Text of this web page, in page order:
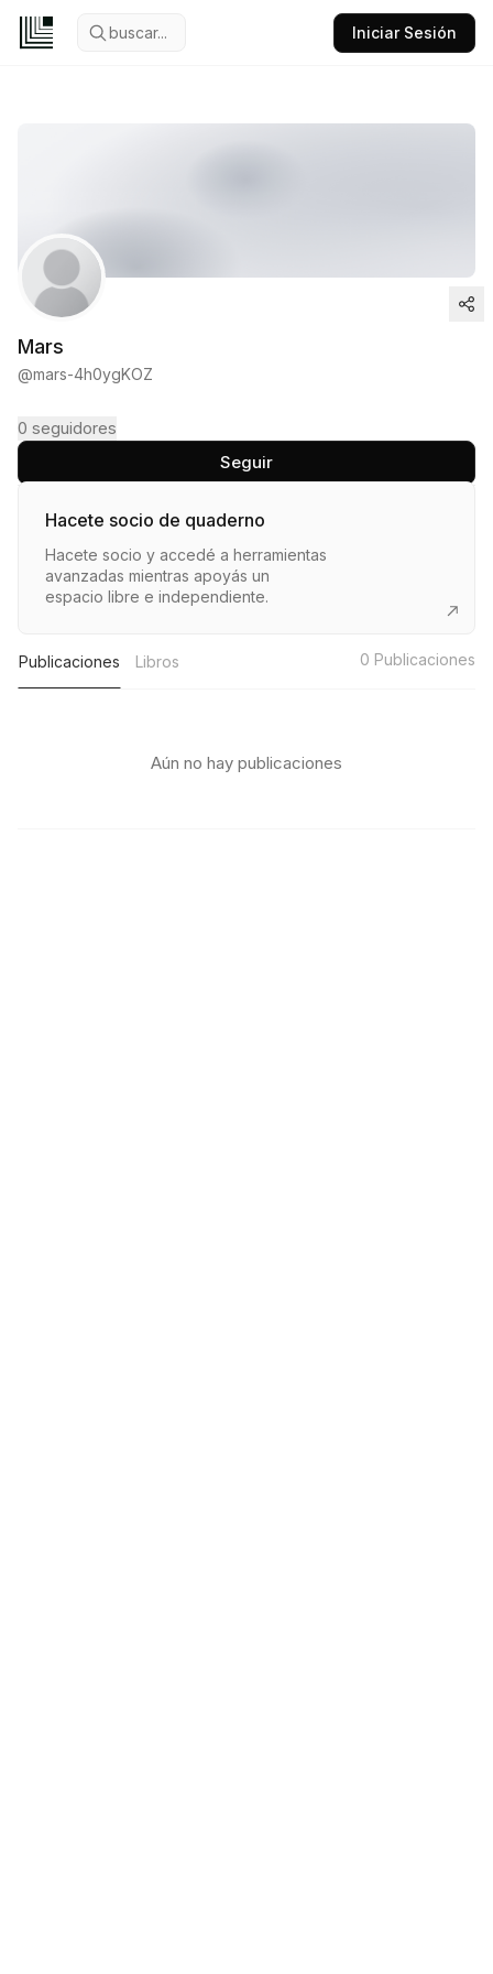
buscar... Iniciar Sesión
Mars
@mars-4h0ygKOZ
0 seguidores
Seguir
Hacete socio de quaderno
Hacete socio y accedé a herramientas
avanzadas mientras apoyás un
espacio libre e independiente.
Publicaciones Libros 0 Publicaciones
Aún no hay publicaciones